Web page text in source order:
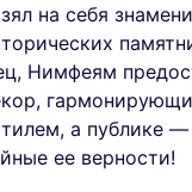
на себя
Нимфеям
а публике —
ее верности!